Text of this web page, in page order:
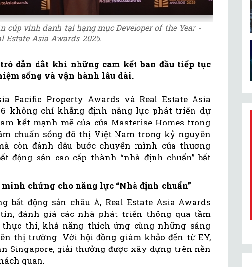
cúp vinh danh tại hạng mục Developer of the Year -
Estate Asia Awards 2026.
dẫn dắt khi những cam kết ban đầu tiếp tục
sống và vận hành lâu dài.
Pacific Property Awards và Real Estate Asia
không chỉ khẳng định năng lực phát triển dự
kết mạnh mẽ của của Masterise Homes trong
chuẩn sống đô thị Việt Nam trong kỷ nguyên
còn đánh dấu bước chuyển mình của thương
động sản cao cấp thành “nhà định chuẩn” bất
chứng cho năng lực “Nhà định chuẩn”
bất động sản châu Á, Real Estate Asia Awards
đánh giá các nhà phát triển thông qua tầm
thi, khả năng thích ứng cùng những sáng
thị trường. Với hội đồng giám khảo đến từ EY,
Singapore, giải thưởng được xây dựng trên nền
quan.